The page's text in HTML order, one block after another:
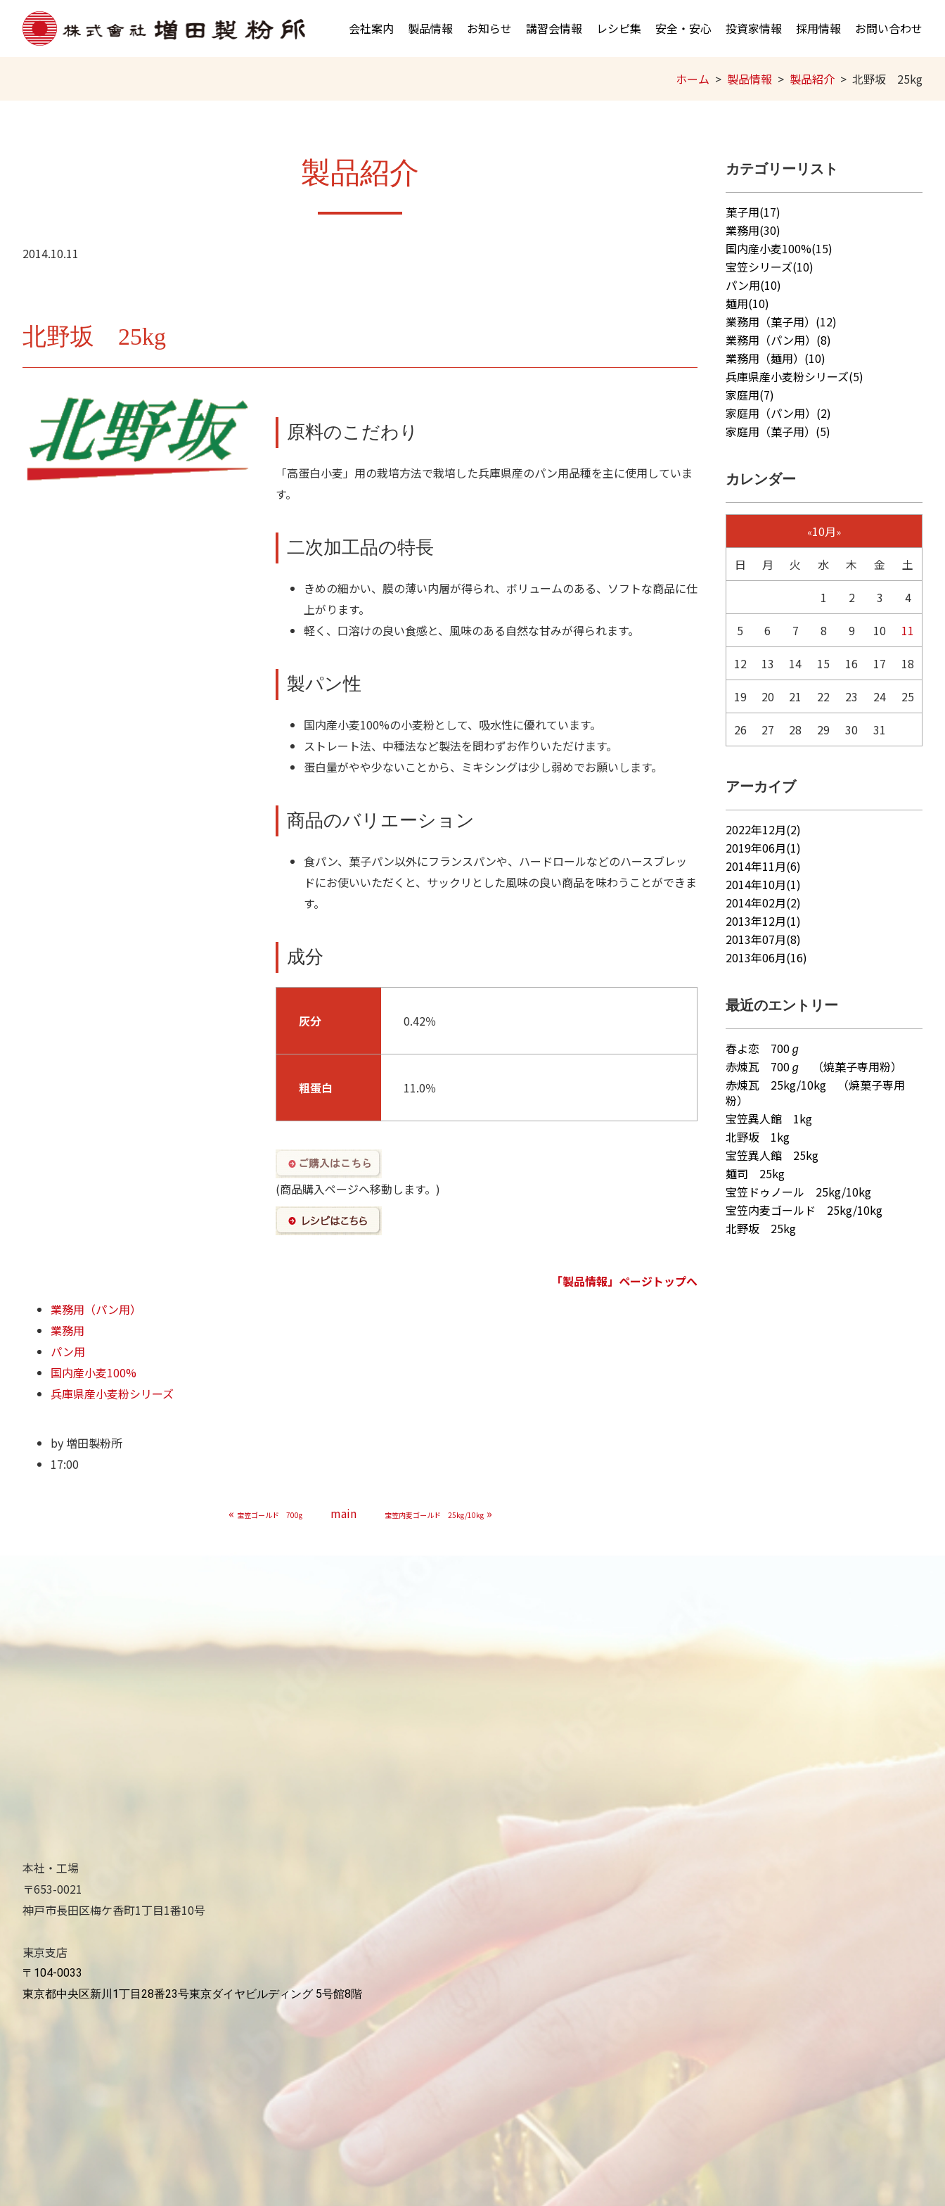
会社案内 製品情報 お知らせ 講習会情報 レシピ集 安全・安心 投資家情報 採用情報 お問い合わせ
ホーム 製品情報 製品紹介 北野坂 25kg
製品紹介
2014.10.11
北野坂 25kg
原料のこだわり
「高蛋白小麦」用の栽培方法で栽培した兵庫県産のパン用品種を主に使用していま
す。
二次加工品の特長
きめの細かい、膜の薄い内層が得られ、ボリュームのある、ソフトな商品に仕
上がります。
軽く、口溶けの良い食感と、風味のある自然な甘みが得られます。
製パン性
国内産小麦100%の小麦粉として、吸水性に優れています。
ストレート法、中種法など製法を問わずお作りいただけます。
蛋白量がやや少ないことから、ミキシングは少し弱めでお願いします。
商品のバリエーション
食パン、菓子パン以外にフランスパンや、ハードロールなどのハースブレッ
ドにお使いいただくと、サックリとした風味の良い商品を味わうことができま
す。
成分
灰分 0.42％
粗蛋白 11.0％
(商品購入ページへ移動します。)
「製品情報」ページトップへ
業務用（パン用）
業務用
パン用
国内産小麦100%
兵庫県産小麦粉シリーズ
by増田製粉所
17:00
« 宝笠ゴールド 700g main 宝笠内麦ゴールド 25kg/10kg»
カテゴリーリスト
菓子用(17)
業務用(30)
国内産小麦100%(15)
宝笠シリーズ(10)
パン用(10)
麺用(10)
業務用（菓子用）(12)
業務用（パン用）(8)
業務用（麺用）(10)
兵庫県産小麦粉シリーズ(5)
家庭用(7)
家庭用（パン用）(2)
家庭用（菓子用）(5)
カレンダー
«10月»
日 月 火 水 木 金
土
1
2 3
4
5
6 7 8 9 10
11
12
13 14 15 16 17
18
19
20 21 22 23 24
25
26
27 28 29 30 31
アーカイブ
2022年12月(2)
2019年06月(1)
2014年11月(6)
2014年10月(1)
2014年02月(2)
2013年12月(1)
2013年07月(8)
2013年06月(16)
最近のエントリー
春よ恋 700ℊ
赤煉瓦 700ℊ （焼菓子専用粉）
赤煉瓦 25kg/10kg （焼菓子専用
粉）
宝笠異人館 1kg
北野坂 1kg
宝笠異人館 25kg
麺司 25kg
宝笠ドゥノール 25kg/10kg
宝笠内麦ゴールド 25kg/10kg
北野坂 25kg
本社・工場
〒653-0021
神戸市長田区梅ケ香町1丁目1番10号
東京支店
〒104-0033
東京都中央区新川1丁目28番23号東京ダイヤビルディング 5号館8階